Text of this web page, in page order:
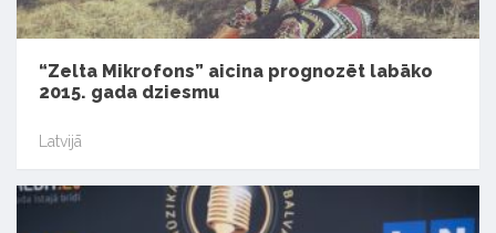
“Zelta Mikrofons” aicina prognozēt labāko
2015. gada dziesmu
Latvijā